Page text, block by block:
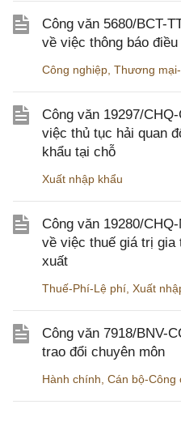
Công văn 5680/BCT-
về việc thông báo
Công nghiệp Thương
Công văn 19297/
việc thủ tục hải quan
khẩu tại chỗ
Xuất nhập khẩu
Công văn 19280/
về việc thuế giá trị gia
xuất
Thuế-Phí-Lệ phí Xuất
Công văn 7918/BNV-
trao đổi chuyên môn
Hành chính Cán bộ-Công